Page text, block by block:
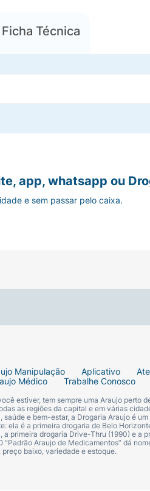
Ficha Técnica
Manipulação Aplicativo
Médico Trabalhe Conosco
estiver, tem sempre uma Araujo
as regiões da capital e em várias
e bem-estar, a Drogaria Araujo é
ela é a primeira drogaria de Belo
a primeira drogaria Drive-Thru (1990) e a
“Padrão Araujo de Medicamentos” dá
baixo, variedade e estoque.
app, whatsapp ou
e sem passar pelo caixa.